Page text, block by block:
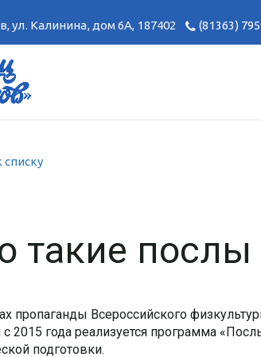
,ул. Калинина, дом 6А, 187402 (81363)
списку
такие
пропаганды Всероссийского
с 2015 года реализуется программа
подготовки.